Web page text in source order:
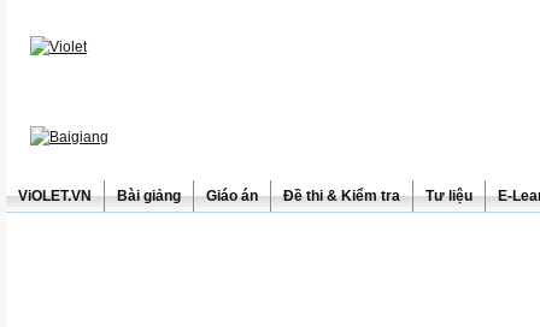
ViOLET.VN Bài giảng Giáo án Đề thi & Kiểm tra Tư liệu E-